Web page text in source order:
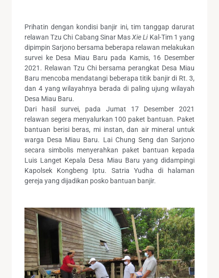
Prihatin dengan kondisi banjir ini, tim tanggap darurat
relawan Tzu Chi Cabang Sinar MasXie LiKal-Tim 1 yang
dipimpin Sarjono bersama beberapa relawan melakukan
survei ke Desa Miau Baru pada Kamis, 16 Desember
2021. Relawan Tzu Chi bersama perangkat Desa Miau
Baru mencoba mendatangi beberapa titik banjir di Rt. 3,
dan 4 yang wilayahnya berada di paling ujung wilayah
Desa Miau Baru.
Dari hasil survei, pada Jumat 17 Desember 2021
relawan segera menyalurkan 100 paket bantuan. Paket
bantuan berisi beras, mi instan, dan air mineral untuk
warga Desa Miau Baru. Lai Chung Seng dan Sarjono
secara simbolis menyerahkan paket bantuan kepada
Luis Langet Kepala Desa Miau Baru yang didampingi
Kapolsek Kongbeng Iptu. Satria Yudha di halaman
gereja yang dijadikan posko bantuan banjir.